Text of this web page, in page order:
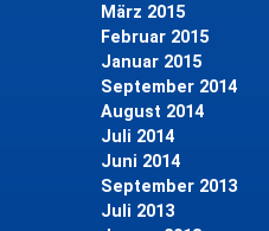
März 2015
Februar 2015
Januar 2015
September 2014
August 2014
Juli 2014
Juni 2014
September 2013
Juli 2013